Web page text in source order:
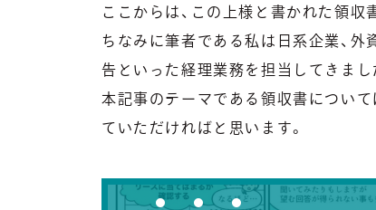
ここからは、この上様と書かれた領収
ちなみに筆者である私は日系企業、外
告といった経理業務を担当してきまし
本記事のテーマである領収書について
ていただければと思います。